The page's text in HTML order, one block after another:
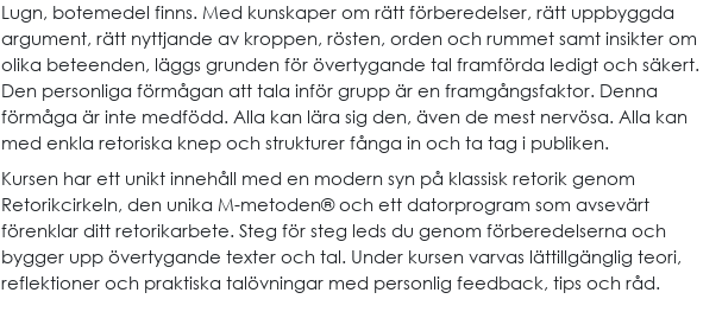
Lugn, botemedel finns. Med kunskaper om rätt förberedelser, rätt uppbyggda
argument, rätt nyttjande av kroppen, rösten, orden och rummet samt insikter om
olika beteenden, läggs grunden för övertygande tal framförda ledigt och säkert.
Den personliga förmågan att tala inför grupp är en framgångsfaktor. Denna
förmåga är inte medfödd. Alla kan lära sig den, även de mest nervösa. Alla kan
med enkla retoriska knep och strukturer fånga in och ta tag i publiken.
Kursen har ett unikt innehåll med en modern syn på klassisk retorik genom
Retorikcirkeln, den unika M-metoden® och ett datorprogram som avsevärt
förenklar ditt retorikarbete. Steg för steg leds du genom förberedelserna och
bygger upp övertygande texter och tal. Under kursen varvas lättillgänglig teori,
reflektioner och praktiska talövningar med personlig feedback, tips och råd.